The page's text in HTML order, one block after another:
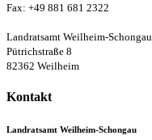
Fax: +49 881 681 2322
Landratsamt Weilheim-Schongau
Pütrichstraße 8
82362 Weilheim
Kontakt
Landratsamt Weilheim-Schongau